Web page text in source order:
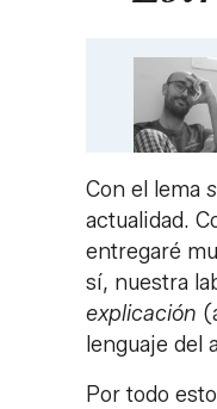
Con el lema
actualidad.
entregaré
sí, nuestra
explicación
lenguaje del
Por todo